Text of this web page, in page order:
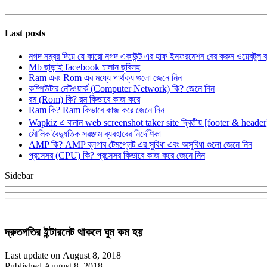
Last posts
নগদ নম্বর দিয়ে যে কারো নগদ একাউন্ট এর হাফ ইনফরমেশন বের করুন ওয়েবটুল
Mb ছাড়াই facebook চালান ছবিসহ
Ram এবং Rom এর মধ্যে পার্থক্য গুলো জেনে নিন
কম্পিউটার নেটওয়ার্ক (Computer Network) কি? জেনে নিন
রম (Rom) কি? রম কিভাবে কাজ করে
Ram কি? Ram কিভাবে কাজ করে জেনে নিন
Wapkiz এ বানান web screenshot taker site দ্বিতীয় [footer &
মৌলিক বৈদ্যুতিক সরঞ্জাম ব্যবহারের নির্দেশিকা
AMP কি? AMP ব্লগার টেমপ্লেট এর সুবিধা এবং অসুবিধা গুলো জেনে নিন
প্রসেসর (CPU) কি? প্রসেসর কিভাবে কাজ করে জেনে নিন
Sidebar
দ্রুতগতির ইন্টারনেট থাকলে ঘুম কম হয়
Last update on August 8, 2018